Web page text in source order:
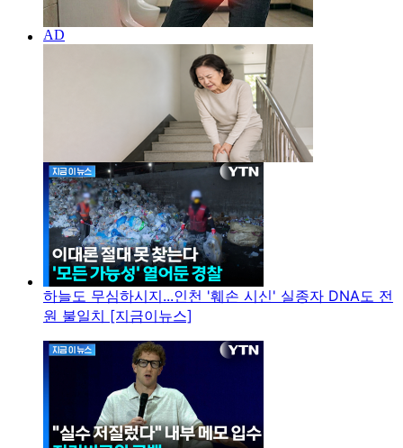
하늘도 무심하시지...인천 '훼손 시신' 실종자 DNA도 전
원 불일치 [지금이뉴스]